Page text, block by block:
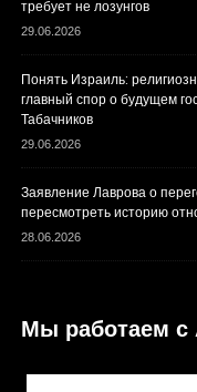
требует не лозунгов
29.06.2026
Понять Израиль:
главный спор о будущем
Табачников
29.06.2026
Заявление Лаврова о
пересмотреть историю
28.06.2026
Мы работаем с